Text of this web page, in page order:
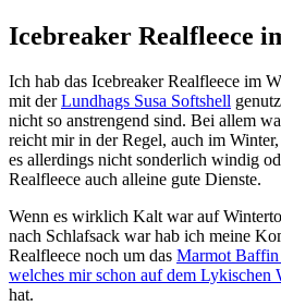
Icebreaker Realfleece
Ich hab das Icebreaker Realfleece im
mit derLundhags Susa Softshell
nicht so anstrengend sind. Bei allem
reicht mir in der Regel, auch im
es allerdings nicht sonderlich windig
Realfleece auch alleine gute Dienste.
Wenn es wirklich Kalt war auf
nach Schlafsack war hab ich meine
Realfleece noch um das Marmot Baffin
welches mir schon auf dem Lykischen
hat.